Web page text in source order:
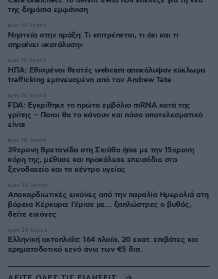
της δημόσια εμφάνιση
Νηστεία στην πράξη: Τι επιτρέπεται, τι όχι και τι
σημαίνει «κατάλυση»
πριν 12 λεπτά
ΗΠΑ: Εθισμένοι θεατές webcam αποκάλυψαν κύκλωμα
trafficking εμπνευσμένο από τον Andrew Tate
πριν 12 λεπτά
FDA: Εγκρίθηκε το πρώτο εμβόλιο mRNA κατά της
γρίπης – Ποιοι θα το κάνουν και πόσο αποτελεσματικό
είναι
πριν 16 λεπτά
39χρονη Βρετανίδα στη Σκιάθο ήπιε με την 15χρονη
κόρη της, μέθυσε και προκάλεσε επεισόδιο στο
ξενοδοχείο και το κέντρο υγείας
πριν 18 λεπτά
Αποκαρδιωτικές εικόνες από την παραλία Ημερολιά στη
βόρεια Κέρκυρα: Γέμισε με... ξαπλώστρες ο βυθός,
δείτε εικόνες
πριν 20 λεπτά
Ελληνική ακτοπλοΐα: 164 πλοία, 20 εκατ. επιβάτες και
χρηματοδοτικό κενό άνω των €5 δισ.
πριν 24 λεπτά